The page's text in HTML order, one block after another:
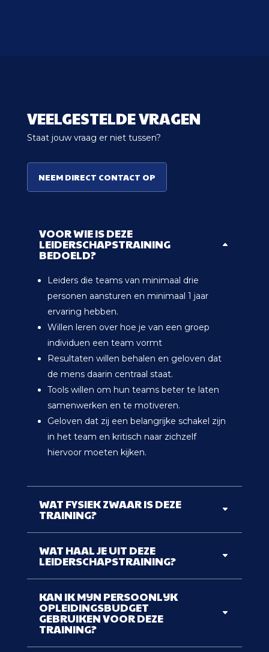
VEELGESTELDE VRAGEN
Staat jouw vraag er niet tussen?
NEEM DIRECT CONTACT OP
VOOR WIE IS DEZE
LEIDERSCHAPSTRAINING
BEDOELD?
Leiders die teams van minimaal drie
personen aansturen en minimaal 1 jaar
ervaring hebben.
Willen leren over hoe je van een groep
individuen een team vormt
Resultaten willen behalen en geloven dat
de mens daarin centraal staat.
Tools willen om hun teams beter te laten
samenwerken en te motiveren.
Geloven dat zij een belangrijke schakel zijn
in het team en kritisch naar zichzelf
hiervoor moeten kijken.
WAT FYSIEK ZWAAR IS DEZE
TRAINING?
WAT HAAL JE UIT DEZE
LEIDERSCHAPSTRAINING?
KAN IK MIJN PERSOONLIJK
OPLEIDINGSBUDGET
GEBRUIKEN VOOR DEZE
TRAINING?